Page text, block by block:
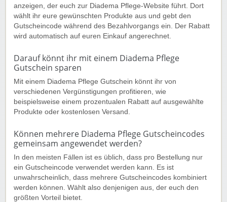
anzeigen, der euch zur Diadema Pflege-Website führt. Dort
wählt ihr eure gewünschten Produkte aus und gebt den
Gutscheincode während des Bezahlvorgangs ein. Der Rabatt
wird automatisch auf euren Einkauf angerechnet.
Darauf könnt ihr mit einem Diadema Pflege
Gutschein sparen
Mit einem Diadema Pflege Gutschein könnt ihr von
verschiedenen Vergünstigungen profitieren, wie
beispielsweise einem prozentualen Rabatt auf ausgewählte
Produkte oder kostenlosen Versand.
Können mehrere Diadema Pflege Gutscheincodes
gemeinsam angewendet werden?
In den meisten Fällen ist es üblich, dass pro Bestellung nur
ein Gutscheincode verwendet werden kann. Es ist
unwahrscheinlich, dass mehrere Gutscheincodes kombiniert
werden können. Wählt also denjenigen aus, der euch den
größten Vorteil bietet.